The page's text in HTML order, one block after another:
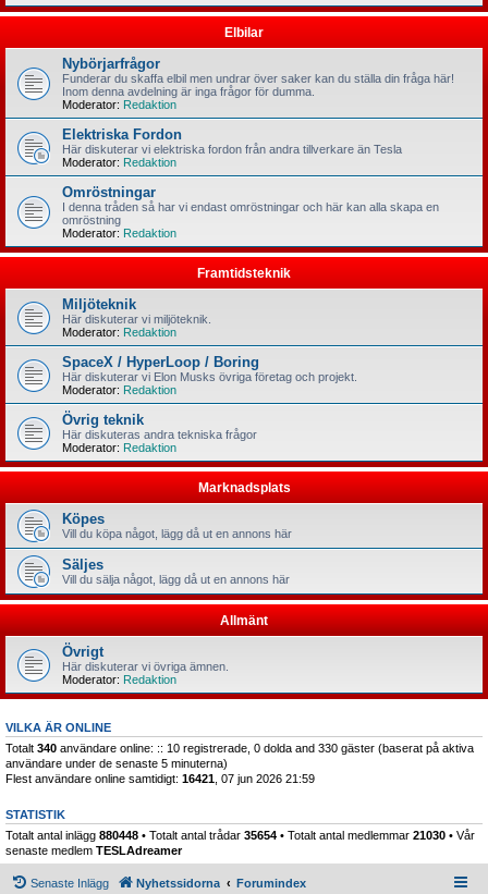
Elbilar
Nybörjarfrågor
Funderar du skaffa elbil men undrar över saker kan du ställa din fråga här!
Inom denna avdelning är inga frågor för dumma.
Moderator: Redaktion
Elektriska Fordon
Här diskuterar vi elektriska fordon från andra tillverkare än Tesla
Moderator: Redaktion
Omröstningar
I denna tråden så har vi endast omröstningar och här kan alla skapa en
omröstning
Moderator: Redaktion
Framtidsteknik
Miljöteknik
Här diskuterar vi miljöteknik.
Moderator: Redaktion
SpaceX / HyperLoop / Boring
Här diskuterar vi Elon Musks övriga företag och projekt.
Moderator: Redaktion
Övrig teknik
Här diskuteras andra tekniska frågor
Moderator: Redaktion
Marknadsplats
Köpes
Vill du köpa något, lägg då ut en annons här
Säljes
Vill du sälja något, lägg då ut en annons här
Allmänt
Övrigt
Här diskuterar vi övriga ämnen.
Moderator: Redaktion
VILKA ÄR ONLINE
Totalt 340 användare online: :: 10 registrerade, 0 dolda and 330 gäster (baserat på aktiva
användare under de senaste 5 minuterna)
Flest användare online samtidigt: 16421 , 07 jun 2026 21:59
STATISTIK
Totalt antal inlägg 880448 • Totalt antal trådar 35654 • Totalt antal medlemmar 21030 • Vår
senaste medlem TESLAdreamer
Senaste Inlägg Nyhetssidorna Forumindex